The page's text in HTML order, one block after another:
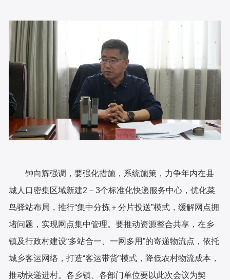
钟向辉强调，要强化措施，系统施策，力争年内在县
城人口密集区域新建2－3个标准化快递服务中心，优化菜
鸟驿站布局，推行“集中分拣＋分片投送”模式，缓解网点拥
堵问题，实现网点集中管理。要推动资源整合共享，在乡
镇及行政村建设“多站合一、一网多用”的寄递物流点，依托
城乡客运网络，打造“客运带货”模式，降低农村物流成本，
推动快递进村。各乡镇、各部门单位要以此次会议为契